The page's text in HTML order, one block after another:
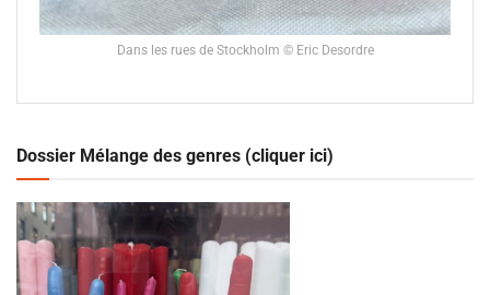
Dans les rues de Stockholm © Eric Desordre
Dossier Mélange des genres (cliquer ici)